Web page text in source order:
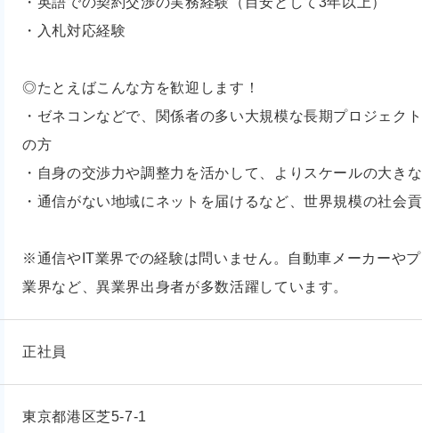
・入札対応経験
◎たとえばこんな方を歓迎します！
・ゼネコンなどで、関係者の多い大規模な長期プロジェク
の方
・自身の交渉力や調整力を活かして、よりスケールの大き
・通信がない地域にネットを届けるなど、世界規模の社会
※通信やIT業界での経験は問いません。自動車メーカーや
業界など、異業界出身者が多数活躍しています。
正社員
東京都港区芝5-7-1